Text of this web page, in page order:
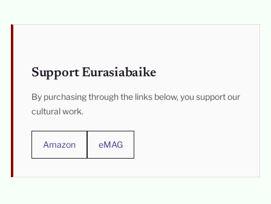
Support Eurasiabaike
By purchasing through the links below, you support our
cultural work.
Amazon eMAG